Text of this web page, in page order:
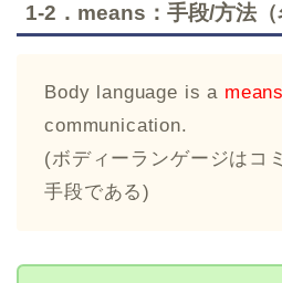
1-2．means：手段/方法（
Body language is a means
communication.
(ボディーランゲージはコ
手段である)